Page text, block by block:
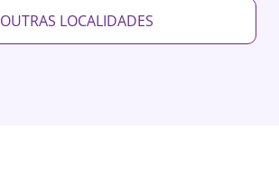
OUTRAS LOCALIDADES